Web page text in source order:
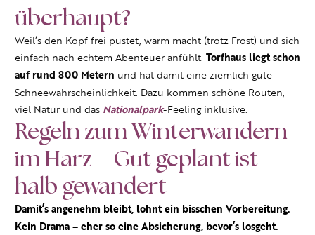
überhaupt?
Weil’s den Kopf frei pustet, warm macht (trotz Frost) und sich
einfach nach echtem Abenteuer anfühlt. Torfhaus liegt schon
auf rund 800 Metern und hat damit eine ziemlich gute
Schneewahrscheinlichkeit. Dazu kommen schöne Routen,
viel Natur und das Nationalpark-Feeling inklusive.
Regeln zum Winterwandern
im Harz – Gut geplant ist
halb gewandert
Damit’s angenehm bleibt, lohnt ein bisschen Vorbereitung.
Kein Drama – eher so eine Absicherung, bevor’s losgeht.